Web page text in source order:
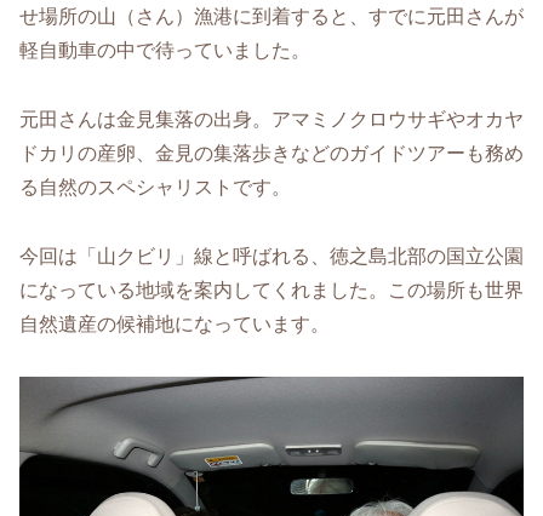
せ場所の山（さん）漁港に到着すると、すでに元田さんが
軽自動車の中で待っていました。
元田さんは金見集落の出身。アマミノクロウサギやオカヤ
ドカリの産卵、金見の集落歩きなどのガイドツアーも務め
る自然のスペシャリストです。
今回は「山クビリ」線と呼ばれる、徳之島北部の国立公園
になっている地域を案内してくれました。この場所も世界
自然遺産の候補地になっています。